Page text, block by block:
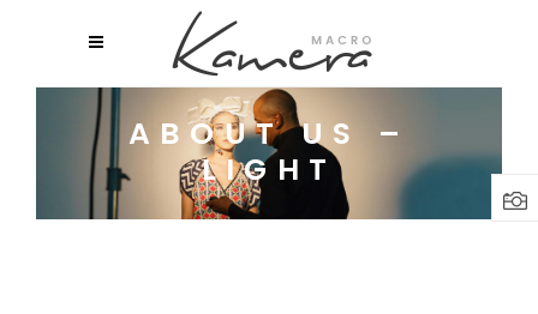
ABOUT US –
LIGHT